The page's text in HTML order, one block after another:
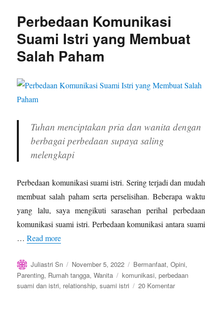
Perbedaan Komunikasi
Suami Istri yang Membuat
Salah Paham
Tuhan menciptakan pria dan wanita dengan
berbagai perbedaan supaya saling
melengkapi
Perbedaan komunikasi suami istri. Sering terjadi dan mudah
membuat salah paham serta perselisihan. Beberapa waktu
yang lalu, saya mengikuti sarasehan perihal perbedaan
komunikasi suami istri. Perbedaan komunikasi antara suami
…Read more
Author
Juliastri Sn
Posted
on
November 5, 2022 Categories
Bermanfaat,Opini,
Parenting, Rumah tangga,Wanita Tags
komunikasi,perbedaan
suami dan istri, relationship,suami istri 20 Komentarpada